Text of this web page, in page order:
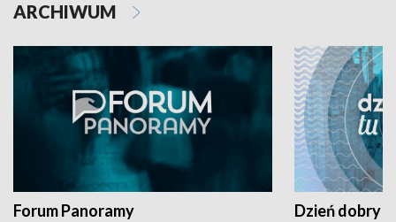
ARCHIWUM
Forum Panoramy Dzień dobry